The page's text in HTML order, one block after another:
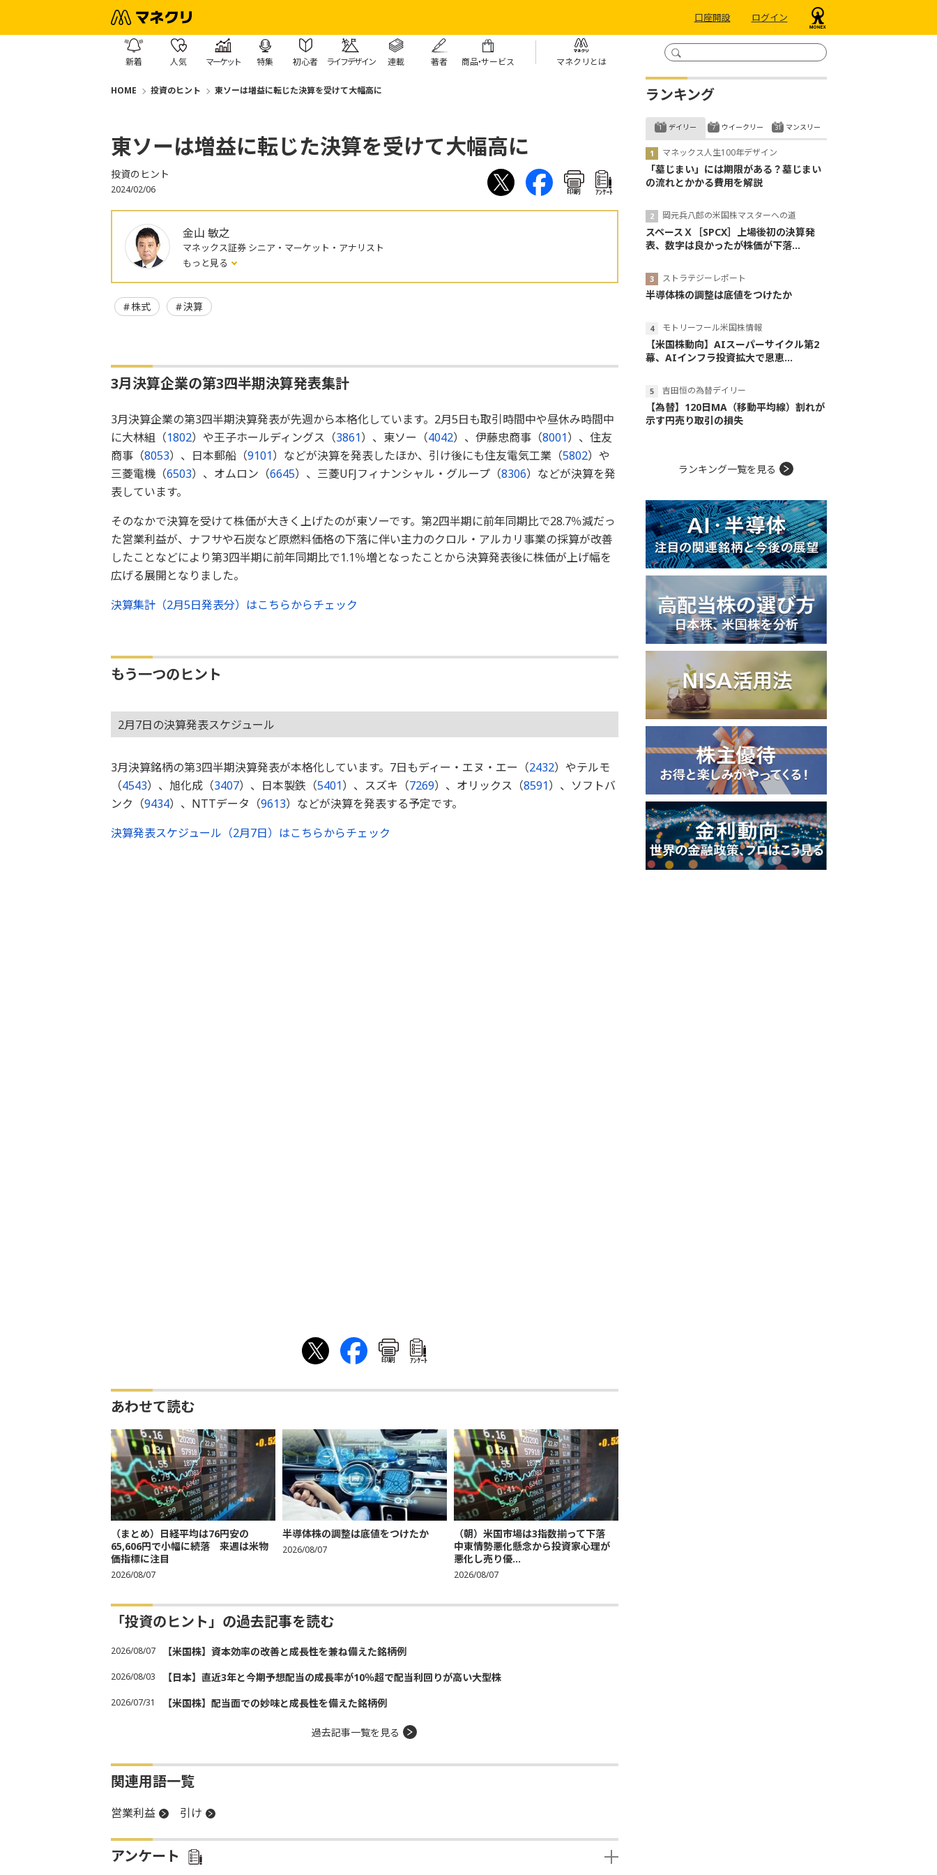
口座開設 ログイン
新着 人気 マーケット 特集 初心者 ライフデザイン 連載 著者 商品・サービス マネクリとは
HOME 投資のヒント 東ソーは増益に転じた決算を受けて大幅高に
東ソーは増益に転じた決算を受けて大幅高に
投資のヒント
2024/02/06 印刷 ｱﾝｹｰﾄ
金山 敏之
マネックス証券 シニア・マーケット・アナリスト
もっと見る
株式 決算
3月決算企業の第3四半期決算発表集計
3月決算企業の第3四半期決算発表が先週から本格化しています。2月5日も取引時間中や昼休み時間中
に大林組（1802）や王子ホールディングス（3861）、東ソー（4042）、伊藤忠商事（8001）、住友
商事（8053）、日本郵船（9101）などが決算を発表したほか、引け後にも住友電気工業（5802）や
三菱電機（6503）、オムロン（6645）、三菱UFJフィナンシャル・グループ（8306）などが決算を発
表しています。
そのなかで決算を受けて株価が大きく上げたのが東ソーです。第2四半期に前年同期比で28.7％減だっ
た営業利益が、ナフサや石炭など原燃料価格の下落に伴い主力のクロル・アルカリ事業の採算が改善
したことなどにより第3四半期に前年同期比で1.1％増となったことから決算発表後に株価が上げ幅を
広げる展開となりました。
決算集計（2月5日発表分）はこちらからチェック
もう一つのヒント
2月7日の決算発表スケジュール
3月決算銘柄の第3四半期決算発表が本格化しています。7日もディー・エヌ・エー（2432）やテルモ
（4543）、旭化成（3407）、日本製鉄（5401）、スズキ（7269）、オリックス（8591）、ソフトバ
ンク（9434）、NTTデータ（9613）などが決算を発表する予定です。
決算発表スケジュール（2月7日）はこちらからチェック
印刷 ｱﾝｹｰﾄ
あわせて読む
（まとめ）日経平均は76円安の
65,606円で小幅に続落 来週は米物
価指標に注目
2026/08/07
半導体株の調整は底値をつけたか
2026/08/07
（朝）米国市場は3指数揃って下落
中東情勢悪化懸念から投資家心理が
悪化し売り優...
2026/08/07
「投資のヒント」の過去記事を読む
2026/08/07 【米国株】資本効率の改善と成長性を兼ね備えた銘柄例
2026/08/03 【日本】直近3年と今期予想配当の成長率が10％超で配当利回りが高い大型株
2026/07/31 【米国株】配当面での妙味と成長性を備えた銘柄例
過去記事一覧を見る
関連用語一覧
営業利益 引け
アンケート
ランキング
デイリー
マネックス人生100年デザイン
「墓じまい」には期限がある？墓じまい
の流れとかかる費用を解説
岡元兵八郎の米国株マスターへの道
スペースＸ［SPCX］上場後初の決算発
表、数字は良かったが株価が下落...
ストラテジーレポート
半導体株の調整は底値をつけたか
モトリーフール米国株情報
【米国株動向】AIスーパーサイクル第2
幕、AIインフラ投資拡大で恩恵...
吉田恒の為替デイリー
【為替】120日MA（移動平均線）割れが
示す円売り取引の損失
ウイークリー マンスリー
ランキング一覧を見る